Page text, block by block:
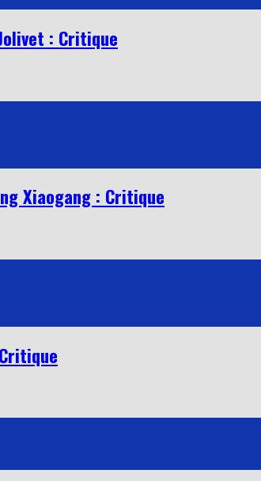
: Critique
Xiaogang : Critique